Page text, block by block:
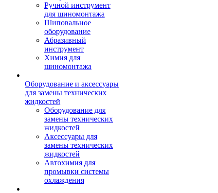
Ручной инструмент
для шиномонтажа
Шиповальное
оборудование
Абразивный
инструмент
Химия для
шиномонтажа
Оборудование и аксессуары
для замены технических
жидкостей
Оборудование для
замены технических
жидкостей
Аксессуары для
замены технических
жидкостей
Автохимия для
промывки системы
охлаждения